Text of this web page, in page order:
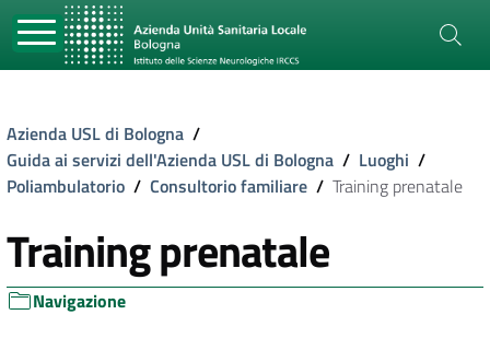
Azienda USL di Bologna /
Guida ai servizi dell'Azienda USL di Bologna / Luoghi /
Poliambulatorio / Consultorio familiare / Training prenatale
Training prenatale
Navigazione